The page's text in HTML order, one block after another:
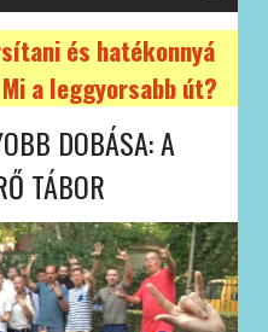
és hatékonnyá
a leggyorsabb út?
DOBÁSA: A
TÁBOR